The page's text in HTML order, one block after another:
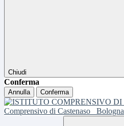
Chiudi
Conferma
Annulla Conferma
Comprensivo di Castenaso
Bologna